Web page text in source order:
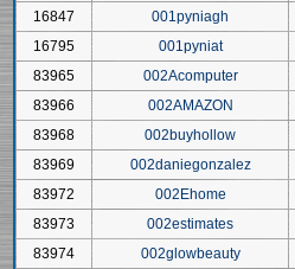
16847
001pyniagh
16795
001pyniat
83965
002Acomputer
83966
002AMAZON
83968
002buyhollow
83969
002daniegonzalez
83972
002Ehome
83973
002estimates
83974
002glowbeauty